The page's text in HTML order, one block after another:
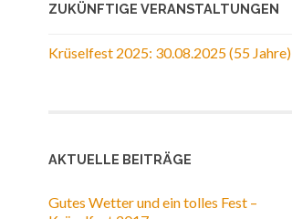
ZUKÜNFTIGE VERANSTALTUNGEN
Krüselfest 2025: 30.08.2025 (55 Jahre)
AKTUELLE BEITRÄGE
Gutes Wetter und ein tolles Fest –